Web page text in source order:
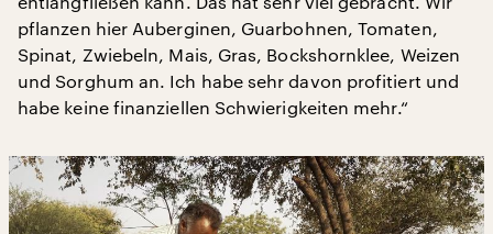
pflanzen hier Auberginen, Guarbohnen, Tomaten,
Spinat, Zwiebeln, Mais, Gras, Bockshornklee, Weizen
und Sorghum an. Ich habe sehr davon profitiert und
habe keine finanziellen Schwierigkeiten mehr.“